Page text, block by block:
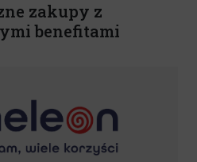
zakupy z
benefitami